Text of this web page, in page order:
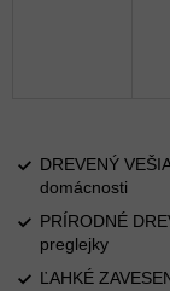
DREVENÝ
domácnosti
PRÍRODNÉ
preglejky
ĽAHKÉ